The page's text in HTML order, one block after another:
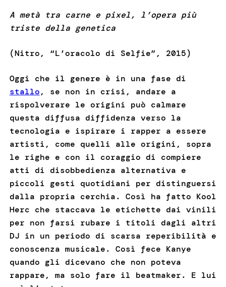
A metà tra carne e pixel, l’opera più
triste della genetica
(Nitro, “L’oracolo di Selfie”, 2015)
Oggi che il genere è in una fase di
stallo, se non in crisi, andare a
rispolverare le origini può calmare
questa diffusa diffidenza verso la
tecnologia e ispirare i rapper a essere
artisti, come quelli alle origini, sopra
le righe e con il coraggio di compiere
atti di disobbedienza alternativa e
piccoli gesti quotidiani per distinguersi
dalla propria cerchia. Così ha fatto Kool
Herc che staccava le etichette dai vinili
per non farsi rubare i titoli dagli altri
DJ in un periodo di scarsa reperibilità e
conoscenza musicale. Così fece Kanye
quando gli dicevano che non poteva
rappare, ma solo fare il beatmaker. E lui